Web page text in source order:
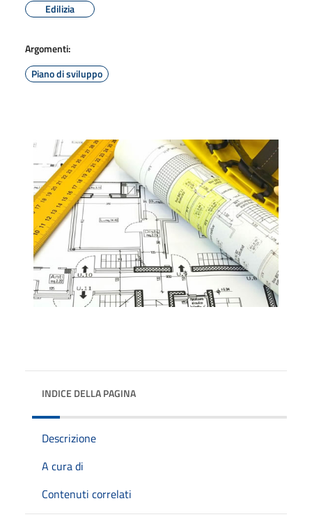
Edilizia
Argomenti:
Piano di sviluppo
INDICE DELLA PAGINA
Descrizione
A cura di
Contenuti correlati